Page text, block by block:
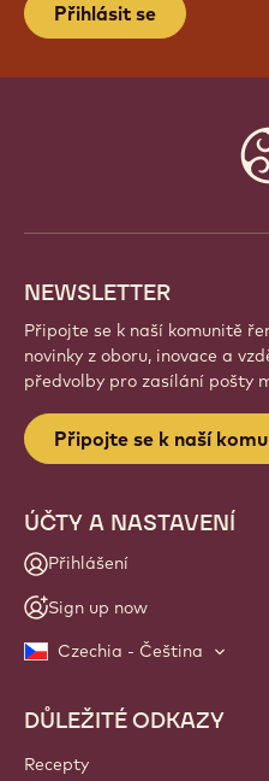
Přihlásit se
NEWSLETTER
Připojte se k naší komunitě
novinky z oboru, inovace a
předvolby pro zasílání pošty
Připojte se k naší
ÚČTY A NASTAVENÍ
Přihlášení
Sign up now
Czechia - Čeština
Footer
Callebaut
DŮLEŽITÉ ODKAZY
Recepty